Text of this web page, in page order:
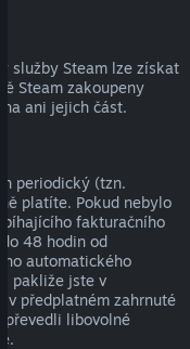
služby Steam lze získat
Steam zakoupeny
ani jejich část.
periodický (tzn.
platíte. Pokud nebylo
fakturačního
48 hodin od
automatického
pakliže jste v
v předplatném zahrnuté
převedli libovolné